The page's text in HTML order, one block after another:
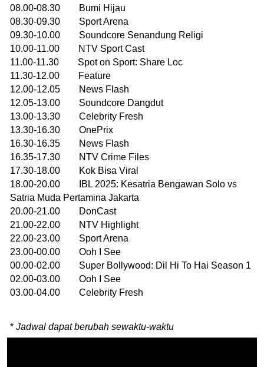
08.00-08.30 Bumi Hijau
08.30-09.30 Sport Arena
09.30-10.00 Soundcore Senandung Religi
10.00-11.00 NTV Sport Cast
11.00-11.30 Spot on Sport: Share Loc
11.30-12.00 Feature
12.00-12.05 News Flash
12.05-13.00 Soundcore Dangdut
13.00-13.30 Celebrity Fresh
13.30-16.30 OnePrix
16.30-16.35 News Flash
16.35-17.30 NTV Crime Files
17.30-18.00 Kok Bisa Viral
18.00-20.00 IBL 2025: Kesatria Bengawan Solo vs
Satria Muda Pertamina Jakarta
20.00-21.00 DonCast
21.00-22.00 NTV Highlight
22.00-23.00 Sport Arena
23.00-00.00 Ooh I See
00.00-02.00 Super Bollywood: Dil Hi To Hai Season 1
02.00-03.00 Ooh I See
03.00-04.00 Celebrity Fresh
* Jadwal dapat berubah sewaktu-waktu